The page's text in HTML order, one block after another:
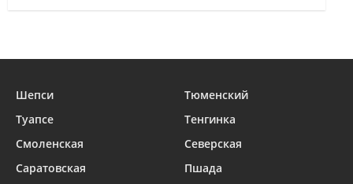
Шепси
Тюменский
Туапсе
Тенгинка
Смоленская
Северская
Саратовская
Пшада